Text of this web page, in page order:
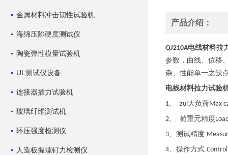
金属材料冲击韧性试验机
海绵压陷硬度测试仪
陶瓷弹性模量试验机
UL测试仪设备
连接器插力试验机
玻璃纤维测试机
环压强度检测仪
人造板握螺钉力检测仪
产品介绍：
QJ210A电线材料拉
参数，曲线、位移
杂、性能单一之缺
电线材料拉力试验
1、 zui大负荷Max
2、 荷重元精度
3、测试精度
4、操作方式 Control